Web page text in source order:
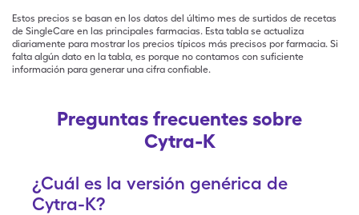
Estos precios se basan en los datos del último mes de surtidos de recetas
de SingleCare en las principales farmacias. Esta tabla se actualiza
diariamente para mostrar los precios típicos más precisos por farmacia. Si
falta algún dato en la tabla, es porque no contamos con suficiente
información para generar una cifra confiable.
Preguntas frecuentes sobre
Cytra-K
¿Cuál es la versión genérica de
Cytra-K?